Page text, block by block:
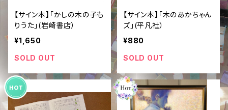
【サイン本】「かしの木の子も
りうた」(岩崎書店）
¥1,650
SOLD OUT
【サイン本】「木のあかちゃん
ズ」(平凡社）
¥880
SOLD OUT